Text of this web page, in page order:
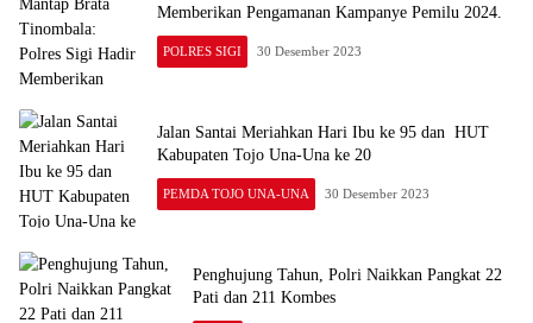
Memberikan Pengamanan Kampanye Pemilu 2024.
POLRES SIGI 30 Desember 2023
Jalan Santai Meriahkan Hari Ibu ke 95 dan HUT
Kabupaten Tojo Una-Una ke 20
PEMDA TOJO UNA-UNA 30 Desember 2023
Penghujung Tahun, Polri Naikkan Pangkat 22
Pati dan 211 Kombes